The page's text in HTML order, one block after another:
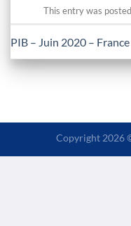
This entry was
PIB – Juin 2020 – France
Copyright 2026